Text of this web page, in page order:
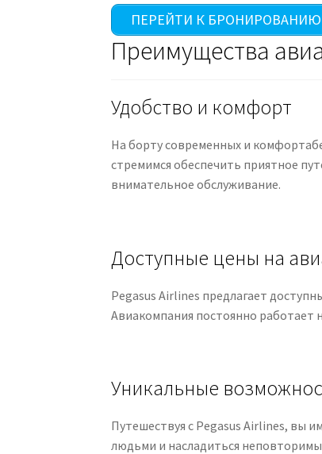
ПЕРЕЙТИ К
Преимущества
Удобство и комфорт
На борту современных и
стремимся обеспечить приятное
внимательное обслуживание.
Доступные цены на
Pegasus Airlines предлагает
Авиакомпания постоянно
Уникальные
Путешествуя с Pegasus Airlines, вы
людьми и насладиться